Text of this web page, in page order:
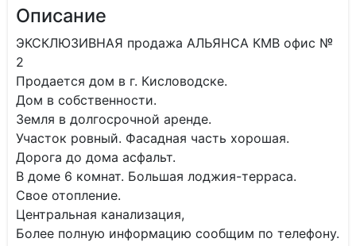
Описание
ЭКСКЛЮЗИВНАЯ продажа АЛЬЯНСА КМВ офис №
2
Продается дом в г. Кисловодске.
Дом в собственности.
Земля в долгосрочной аренде.
Участок ровный. Фасадная часть хорошая.
Дорога до дома асфальт.
В доме 6 комнат. Большая лоджия-терраса.
Свое отопление.
Центральная канализация,
Более полную информацию сообщим по телефону.